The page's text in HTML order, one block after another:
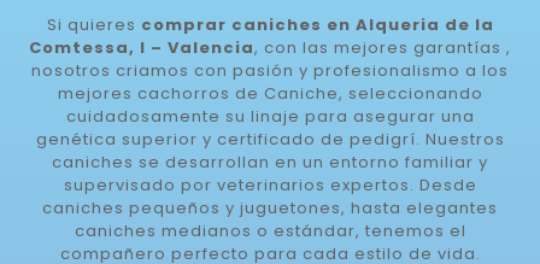
Si quieres comprar caniches en Alqueria de la
Comtessa, l – Valencia, con las mejores garantías ,
nosotros criamos con pasión y profesionalismo a los
mejores cachorros de Caniche, seleccionando
cuidadosamente su linaje para asegurar una
genética superior y certificado de pedigrí. Nuestros
caniches se desarrollan en un entorno familiar y
supervisado por veterinarios expertos. Desde
caniches pequeños y juguetones, hasta elegantes
caniches medianos o estándar, tenemos el
compañero perfecto para cada estilo de vida.